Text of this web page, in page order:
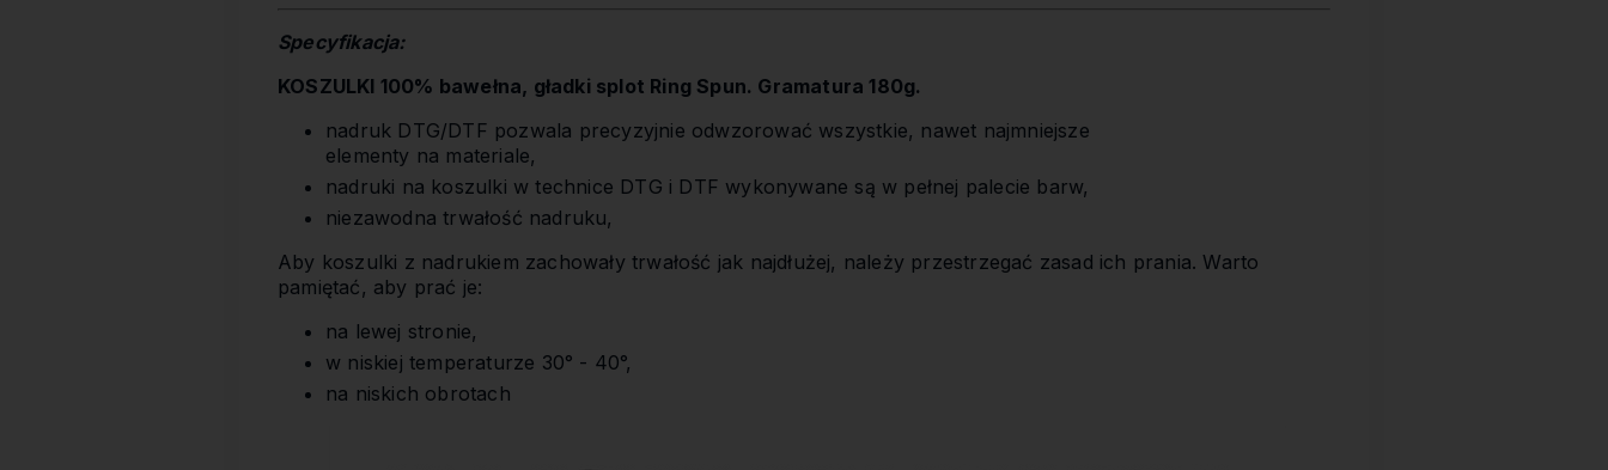
Specyfikacja:
KOSZULKI 100% bawełna, gładki splot Ring Spun. Gramatura 180g.
nadruk DTG/DTF pozwala precyzyjnie odwzorować wszystkie, nawet najmniejsze
elementy na materiale,
nadruki na koszulki w technice DTG i DTF wykonywane są w pełnej palecie barw,
niezawodna trwałość nadruku,
Aby koszulki z nadrukiem zachowały trwałość jak najdłużej, należy przestrzegać zasad ich prania. Warto
pamiętać, aby prać je:
na lewej stronie,
w niskiej temperaturze 30° - 40°,
na niskich obrotach